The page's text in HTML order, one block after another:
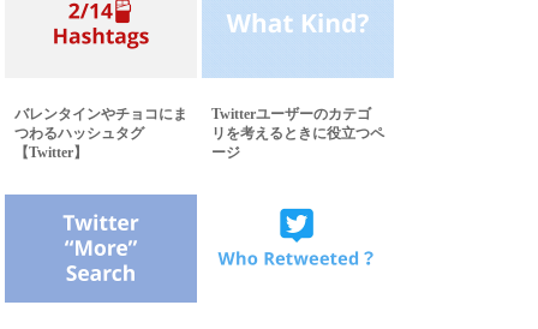
バレンタインやチョコにま
つわるハッシュタグ
【Twitter】
Twitterユーザーのカテゴ
リを考えるときに役立つペ
ージ